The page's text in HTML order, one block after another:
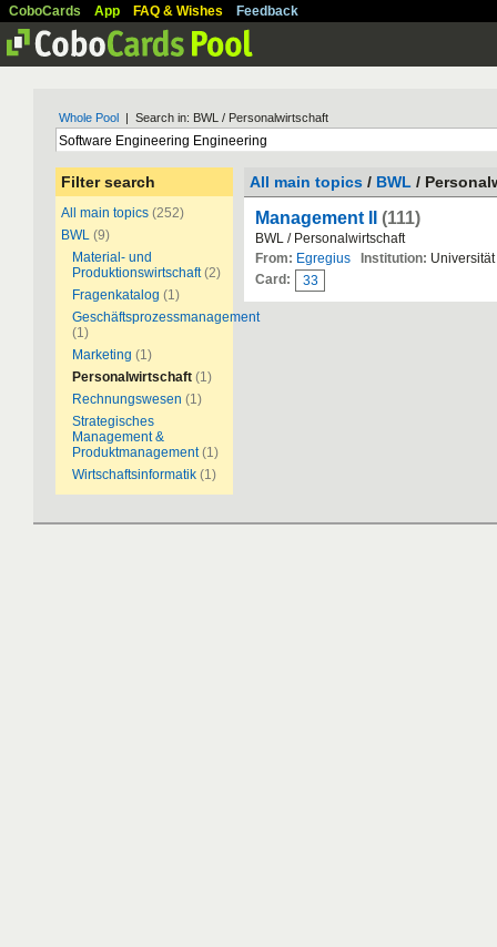
CoboCards App FAQ & Wishes Feedback
Whole Pool | Search in: BWL / Personalwirtschaft
Filter search
All main topics (252)
BWL (9)
Material- und
Produktionswirtschaft (2)
Fragenkatalog (1)
Geschäftsprozessmanagement
(1)
Marketing (1)
Personalwirtschaft (1)
Rechnungswesen (1)
Strategisches
Management &
Produktmanagement (1)
Wirtschaftsinformatik (1)
All main topics / BWL /
Management II (111)
BWL / Personalwirtschaft
From: Egregius Institution:
Card:
33